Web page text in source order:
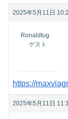
2025年5月11日
Ronaldtug
ゲスト
https://
2025年5月11日